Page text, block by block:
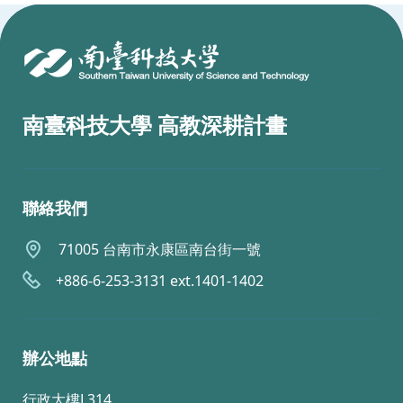
南臺科技大學 高教深耕計畫
聯絡我們
71005 台南市永康區南台街一號
+886-6-253-3131 ext.1401-1402
辦公地點